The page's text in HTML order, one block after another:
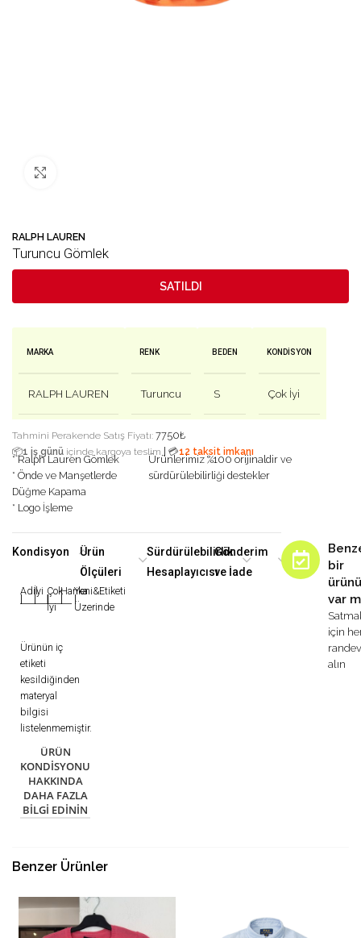
RALPH LAUREN
Turuncu Gömlek
SATILDI
MARKA
RALPH LAUREN
RENK
Turuncu
BEDEN
S
KONDISYON
Çok İyi
Tahmini Perakende Satış Fiyatı: 7750₺
📦1 iş günü içinde kargoya teslim 💳12 taksit imkanı
* Ralph Lauren Gömlek
* Önde ve Manşetlerde
Düğme Kapama
* Logo İşleme
Ürünlerimiz %100 orijinaldir ve
sürdürülebilirliği destekler
Kondisyon
Adilİyi
|
Çok
İyi
Harika
|
Yeni&Etiketi
Üzerinde
Ürünün iç
etiketi
kesildiğinden
materyal
bilgisi
listelenmemiştir.
ÜRÜN
KONDISYONU
HAKKINDA
DAHA FAZLA
BILGI EDININ
Ürün
Ölçüleri
Sürdürülebilirlik
Hesaplayıcısı
Gönderim
ve İade
bir
var
için
alın
Benzer Ürünler